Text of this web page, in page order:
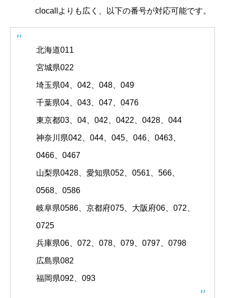
clocallよりも広く、以下の番号が対応可能です。
北海道011
宮城県022
埼玉県04、042、048、049
千葉県04、043、047、0476
東京都03、04、042、0422、0428、044
神奈川県042、044、045、046、0463、
0466、0467
山梨県0428、愛知県052、0561、566、
0568、0586
岐阜県0586、京都府075、大阪府06、072、
0725
兵庫県06、072、078、079、0797、0798
広島県082
福岡県092、093